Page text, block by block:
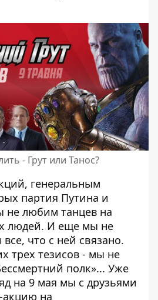
- Грут или Танос?
генеральным
партия Путина и
не любим танцев на
людей. И еще мы не
что с ней связано.
трех тезисов - мы не
полк»... Уже
на 9 мая мы с друзьями
акцию на